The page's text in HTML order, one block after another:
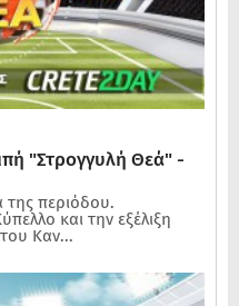
"Στρογγυλή Θεά" -
της περιόδου.
και την εξέλιξη
Καν...